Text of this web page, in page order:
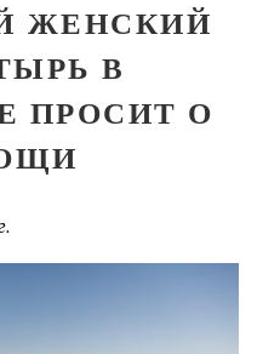
ЖЕНСКИЙ
В
ПРОСИТ О